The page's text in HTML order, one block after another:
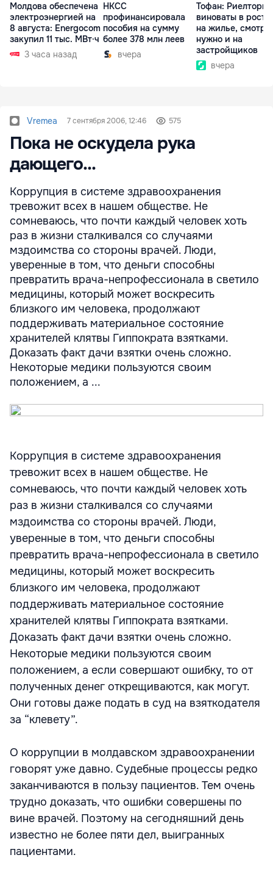
Молдова обеспечена
электроэнергией на
8 августа: Energocom
закупил 11 тыс. МВт·ч
3 часа назад
НКСС
профинансировала
пособия на сумму
более 378 млн леев
вчера
Тофан: Риелторы
виноваты в росте
на жилье,
нужно и на
застройщиков
вчера
Vremea 7 сентября 2006, 12:46 575
Пока не оскудела рука
дающего...
Коррупция в системе здравоохранения
тревожит всех в нашем обществе. Не
сомневаюсь, что почти каждый человек хоть
раз в жизни сталкивался со случаями
мздоимства со стороны врачей. Люди,
уверенные в том, что деньги способны
превратить врача-непрофессионала в светило
медицины, который может воскресить
близкого им человека, продолжают
поддерживать материальное состояние
хранителей клятвы Гиппократа взятками.
Доказать факт дачи взятки очень сложно.
Некоторые медики пользуются своим
положением, а ...
Коррупция в системе здравоохранения
тревожит всех в нашем обществе. Не
сомневаюсь, что почти каждый человек хоть
раз в жизни сталкивался со случаями
мздоимства со стороны врачей. Люди,
уверенные в том, что деньги способны
превратить врача-непрофессионала в светило
медицины, который может воскресить
близкого им человека, продолжают
поддерживать материальное состояние
хранителей клятвы Гиппократа взятками.
Доказать факт дачи взятки очень сложно.
Некоторые медики пользуются своим
положением, а если совершают ошибку, то от
полученных денег открещиваются, как могут.
Они готовы даже подать в суд на взяткодателя
за “клевету”.
О коррупции в молдавском здравоохранении
говорят уже давно. Судебные процессы редко
заканчиваются в пользу пациентов. Тем очень
трудно доказать, что ошибки совершены по
вине врачей. Поэтому на сегодняшний день
известно не более пяти дел, выигранных
пациентами.